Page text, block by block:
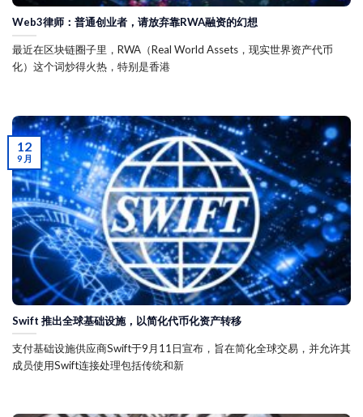
Web3律师：普通创业者，请放弃靠RWA融资的幻想
最近在区块链圈子里，RWA（Real World Assets，现实世界资产代币
化）这个词炒得火热，特别是香港
Swift 推出全球基础设施，以简化代币化资产转移
支付基础设施供应商Swift于9月11日宣布，旨在简化全球交易，并允许其
成员使用Swift连接处理包括传统和新
12
9 月